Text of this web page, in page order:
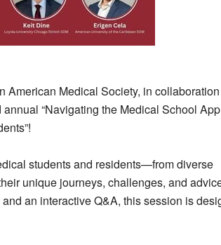
American Medical Society, in
“Navigating the Medical School
students and residents—from diverse
unique journeys, challenges, and
an interactive Q&A, this session is